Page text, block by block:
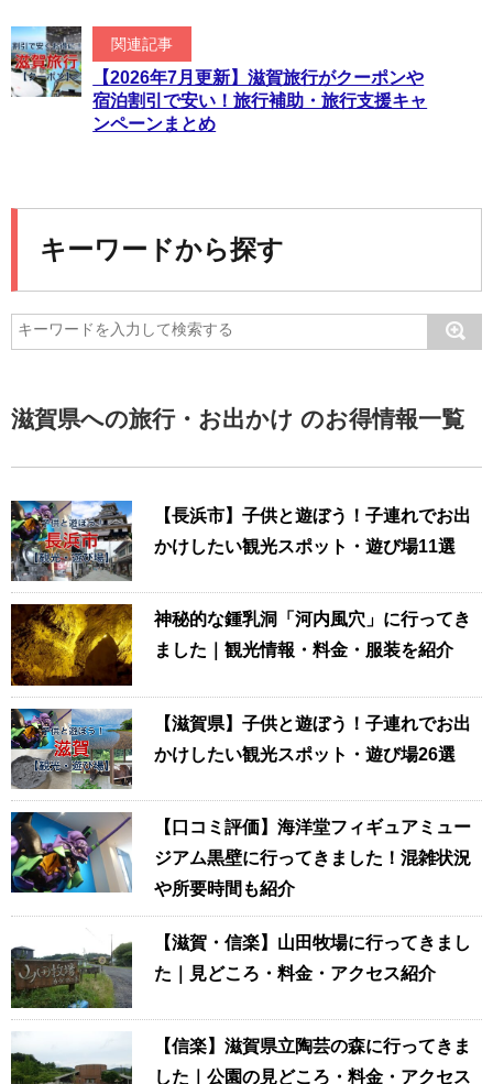
関連記事
【2026年7月更新】滋賀旅行がクーポンや
宿泊割引で安い！旅行補助・旅行支援キャ
ンペーンまとめ
キーワードから探す
滋賀県への旅行・お出かけ のお得情報一覧
【長浜市】子供と遊ぼう！子連れでお出
かけしたい観光スポット・遊び場11選
神秘的な鍾乳洞「河内風穴」に行ってき
ました｜観光情報・料金・服装を紹介
【滋賀県】子供と遊ぼう！子連れでお出
かけしたい観光スポット・遊び場26選
【口コミ評価】海洋堂フィギュアミュー
ジアム黒壁に行ってきました！混雑状況
や所要時間も紹介
【滋賀・信楽】山田牧場に行ってきまし
た｜見どころ・料金・アクセス紹介
【信楽】滋賀県立陶芸の森に行ってきま
した｜公園の見どころ・料金・アクセス